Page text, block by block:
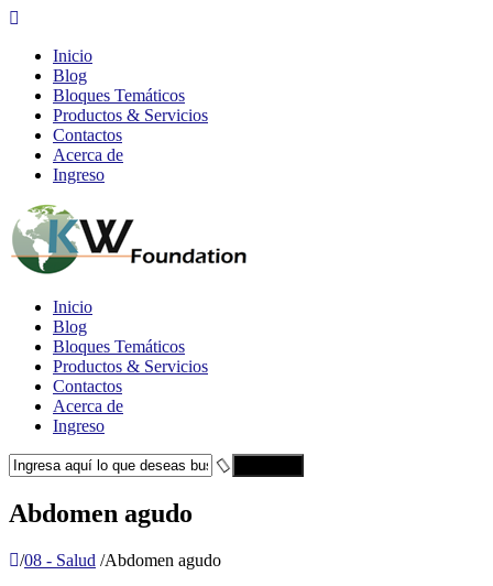
Inicio
Blog
Bloques Temáticos
Productos & Servicios
Contactos
Acerca de
Ingreso
Inicio
Blog
Bloques Temáticos
Productos & Servicios
Contactos
Acerca de
Ingreso
Abdomen agudo
/08 - Salud /Abdomen agudo